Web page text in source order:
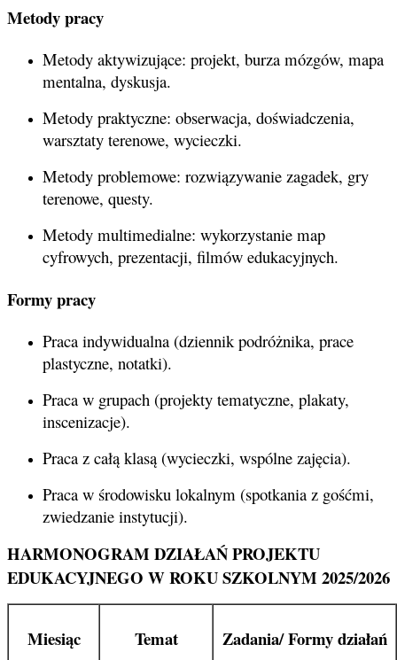
Metody pracy
Metody aktywizujące: projekt, burza mózgów, mapa
mentalna, dyskusja.
Metody praktyczne: obserwacja, doświadczenia,
warsztaty terenowe, wycieczki.
Metody problemowe: rozwiązywanie zagadek, gry
terenowe, questy.
Metody multimedialne: wykorzystanie map
cyfrowych, prezentacji, filmów edukacyjnych.
Formy pracy
Praca indywidualna (dziennik podróżnika, prace
plastyczne, notatki).
Praca w grupach (projekty tematyczne, plakaty,
inscenizacje).
Praca z całą klasą (wycieczki, wspólne zajęcia).
Praca w środowisku lokalnym (spotkania z gośćmi,
zwiedzanie instytucji).
HARMONOGRAM DZIAŁAŃ PROJEKTU
EDUKACYJNEGO W ROKU SZKOLNYM 2025/2026
Miesiąc Temat Zadania/ Formy działań